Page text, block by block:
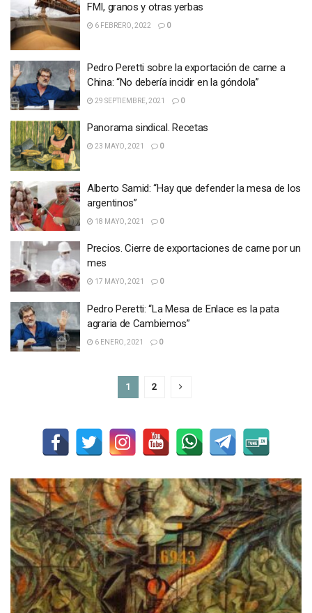
FMI, granos y otras yerbas
6 FEBRERO, 2022 0
Pedro Peretti sobre la exportación de carne a
China: “No debería incidir en la góndola”
29 SEPTIEMBRE, 2021 0
Panorama sindical. Recetas
23 MAYO, 2021 0
Alberto Samid: “Hay que defender la mesa de los
argentinos”
18 MAYO, 2021 0
Precios. Cierre de exportaciones de carne por un
mes
17 MAYO, 2021 0
Pedro Peretti: “La Mesa de Enlace es la pata
agraria de Cambiemos”
6 ENERO, 2021 0
1 2